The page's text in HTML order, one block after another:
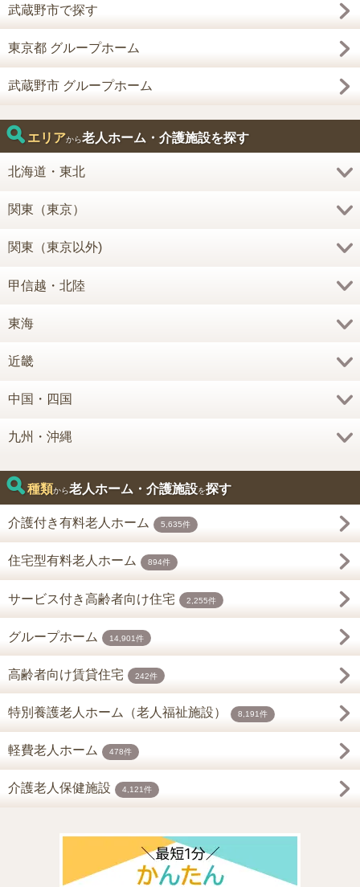
武蔵野市で探す
東京都 グループホーム
武蔵野市 グループホーム
エリアから老人ホーム・介護施設を探す
北海道・東北
関東（東京）
関東（東京以外)
甲信越・北陸
東海
近畿
中国・四国
九州・沖縄
種類から老人ホーム・介護施設を探す
介護付き有料老人ホーム 5,635件
住宅型有料老人ホーム 894件
サービス付き高齢者向け住宅 2,255件
グループホーム 14,901件
高齢者向け賃貸住宅 242件
特別養護老人ホーム（老人福祉施設） 8,191件
軽費老人ホーム 478件
介護老人保健施設 4,121件